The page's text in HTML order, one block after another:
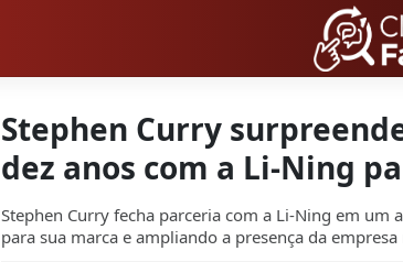
Stephen Curry
dez anos com a Li-Ning
Stephen Curry fecha parceria com a Li-Ning em um
para sua marca e ampliando a presença da empresa